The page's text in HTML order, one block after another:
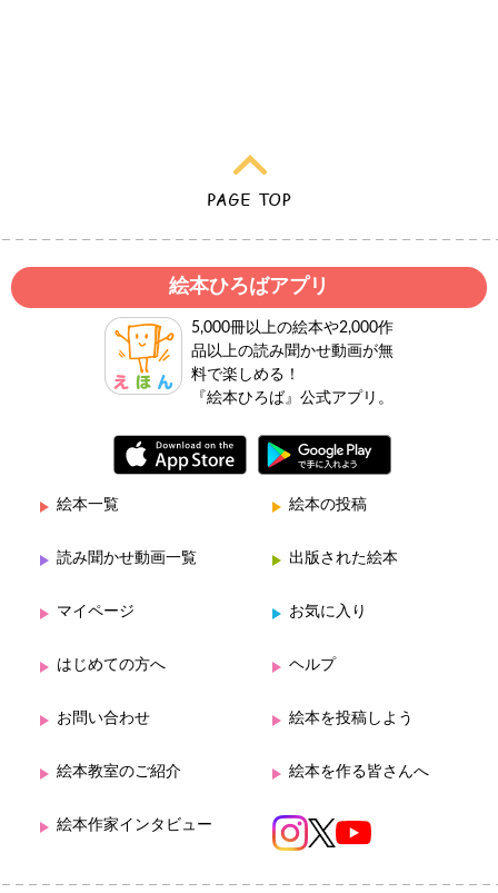
絵本ひろばアプリ
5,000冊以上の絵本や2,000作
品以上の読み聞かせ動画が無
料で楽しめる！
『絵本ひろば』公式アプリ。
絵本一覧 絵本の投稿
読み聞かせ動画一覧 出版された絵本
マイページ お気に入り
はじめての方へ ヘルプ
お問い合わせ 絵本を投稿しよう
絵本教室のご紹介 絵本を作る皆さんへ
絵本作家インタビュー